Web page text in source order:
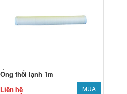
Ống thổi lạnh 1m
Liên hệ MUA